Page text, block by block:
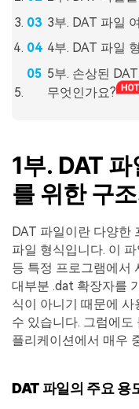
3부. DAT 파일
4부. DAT 파일
5부. 손상된
무엇인가요?
1부. DAT
를 위한 구
DAT 파일이란 다양한
파일 형식입니다. 이
등 특정 프로그램에서
대부분 .dat 확장자를
식이 아니기 때문에
수 있습니다. 그럼에도
플리케이션에서 매우
DAT 파일의 주요 용